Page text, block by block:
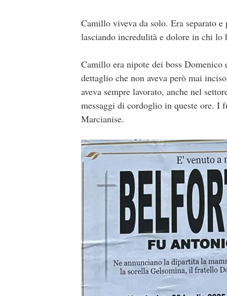
Camillo viveva da solo. Era separato
lasciando incredulità e dolore in chi lo
Camillo era nipote dei boss
dettaglio che non aveva però mai
aveva sempre lavorato, anche nel
messaggi di cordoglio in queste ore. I
Marcianise.